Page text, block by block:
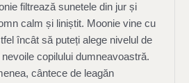
filtrează sunetele din jur și
calm și liniștit. Moonie vine cu
încât să puteți alege nivelul de
copilului dumneavoastră.
cântece de leagăn